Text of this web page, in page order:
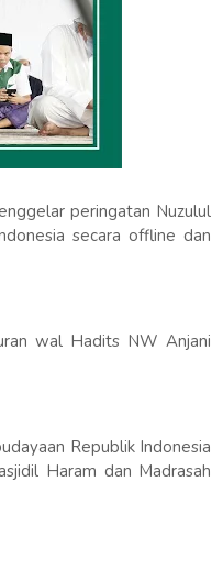
peringatan Nuzulul
secara offline dan
wal Hadits NW Anjani
Republik Indonesia
Haram dan Madrasah